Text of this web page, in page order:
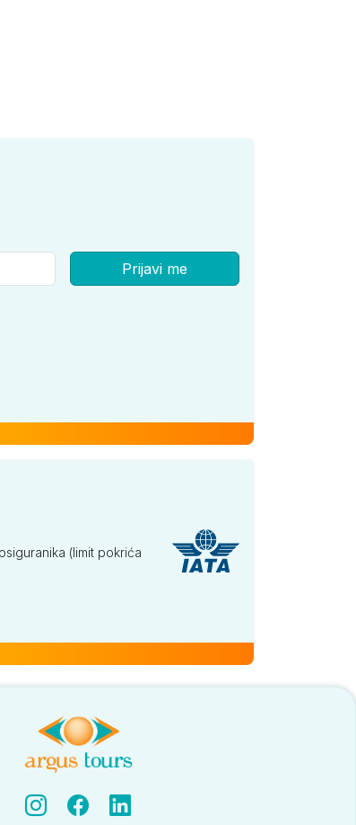
Prijavi me
(limit pokrića